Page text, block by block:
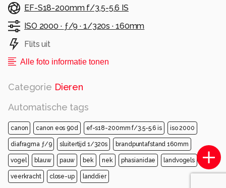
EF-S18-200mm f/3.5-5.6 IS
ISO 2000 · ƒ/9 · 1/320s · 160mm
Flits uit
Alle foto informatie tonen
Categorie Dieren
Automatische tags
canon canon eos 90d ef-s18-200mm f/3.5-5.6 is iso 2000
diafragma ƒ/9 sluitertijd 1/320s brandpuntafstand 160mm
vogel blauw pauw bek nek phasianidae landvogels
veerkracht close-up landdier